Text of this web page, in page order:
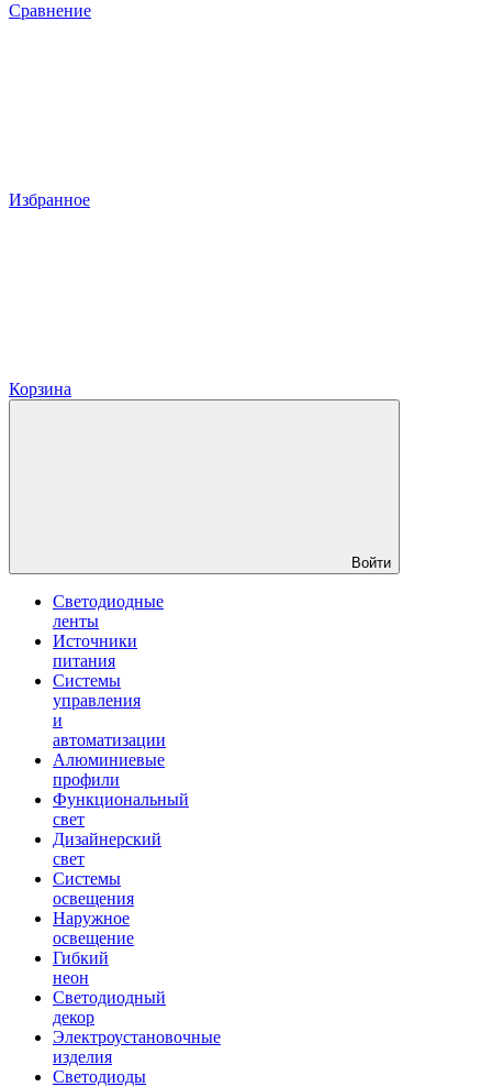
Сравнение
Избранное
Корзина
Войти
Светодиодные
ленты
Источники
питания
Системы
управления
и
автоматизации
Алюминиевые
профили
Функциональный
свет
Дизайнерский
свет
Системы
освещения
Наружное
освещение
Гибкий
неон
Светодиодный
декор
Электроустановочные
изделия
Светодиоды